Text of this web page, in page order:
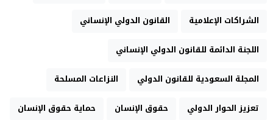
الشراكات الإعلامية
القانون الدولي الإنساني
اللجنة الدائمة للقانون الدولي الإنساني
المجلة السعودية للقانون الدولي
النزاعات المسلحة
تعزيز الحوار الدولي
حقوق الإنسان
حماية حقوق الإنسان